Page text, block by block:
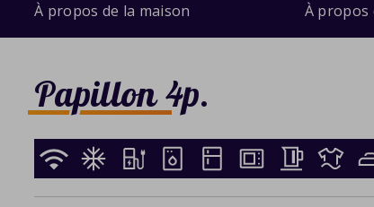
À propos de la maison À propos
Papillon 4p.